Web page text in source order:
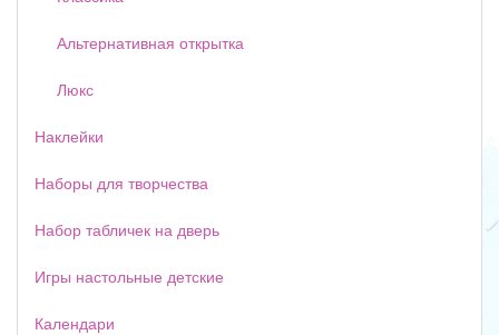
Альтернативная открытка
Люкс
Наклейки
Наборы для творчества
Набор табличек на дверь
Игры настольные детские
Календари